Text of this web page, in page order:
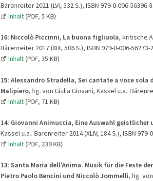
Bärenreiter 2021 (LVI, 532 S.), ISBN 979-0-006-56396-8.
Inhalt(PDF, 5 KB)
16: Niccolò Piccinni, La buona figliuola, kritische
Bärenreiter 2017 (XIX, 506 S.), ISBN 979-0-006-56273-
Inhalt(PDF, 35 KB)
15: Alessandro Stradella, Sei cantate a voce
Malipiero, hg. von Giulia Giovani, Kassel u.a.:
Inhalt(PDF, 71 KB)
14: Giovanni Animuccia, Eine Auswahl geistlicher
Kassel u.a.: Bärenreiter 2014 (XLIV, 184 S.), ISBN 979-
Inhalt(PDF, 239 KB)
13: Santa Maria dell'Anima. Musik für die Feste
Pietro Paolo Bencini und Niccolò Jommelli, hg.